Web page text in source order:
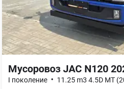
Мусоровоз JAC N120
I поколение • 11.25 m3 4.5D MT